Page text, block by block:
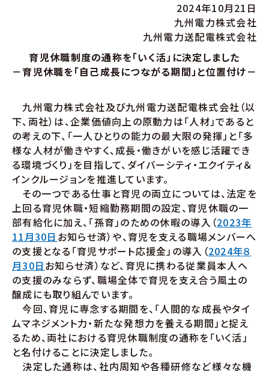
2024年10月21日
九州電力株式会社
九州電力送配電株式会社
育児休職制度の通称を「いく活」に決定しました
－育児休職を「自己成長につながる期間」と位置付け－
九州電力株式会社及び九州電力送配電株式会社（以
下、両社）は、企業価値向上の原動力は「人材」であると
の考えの下、「一人ひとりの能力の最大限の発揮」と「多
様な人材が働きやすく、成長・働きがいを感じ活躍でき
る環境づくり」を目指して、ダイバーシティ・エクイティ＆
インクルージョンを推進しています。
その一つである仕事と育児の両立については、法定を
上回る育児休職・短縮勤務期間の設定、育児休職の一
部有給化に加え、「孫育」のための休暇の導入（2023年
11月30日 お知らせ済）や、育児を支える職場メンバーへ
の支援となる「育児サポート応援金」の導入（2024年８
月30日 お知らせ済）など、育児に携わる従業員本人へ
の支援のみならず、職場全体で育児を支え合う風土の
醸成にも取り組んでいます。
今回、育児に専念する期間を、「人間的な成長やタイ
ムマネジメント力・新たな発想力を養える期間」と捉え
るため、両社における育児休職制度の通称を「いく活」
と名付けることに決定しました。
決定した通称は、社内周知や各種研修など様々な機